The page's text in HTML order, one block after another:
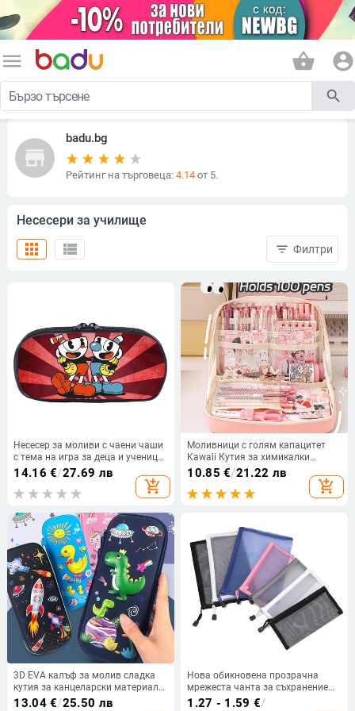
menu shopping_basket account_circle
search
store
badu.bg
Рейтинг на търговеца: 4.14от 5.
Несесери за училище
view_list
apps filter_list Филтри
Несесер за моливи с чаени чаши
с тема на игра за деца и ученици
от началното училище,
многофункционален несесер за
моливи, чанта за съхранение на
изработен по поръчка с
предоставени изображения.
14.16 €/27.69 лв
add_shopping_cart
Моливници с голям капацитет
Kawaii Кутия за химикалки
Дамска козметична чанта
Обратно към училище Пособия
Японски корейски офис
10.85 €/21.22 лв
add_shopping_cart
3D EVA калъф за молив сладка
кутия за канцеларски материали
анимационни животни Кутия за
13.04€/25.50 лв
Нова обикновена прозрачна
мрежеста чанта за съхранение
на козметика Прозрачен калъф
1.27 - 1.59 €/